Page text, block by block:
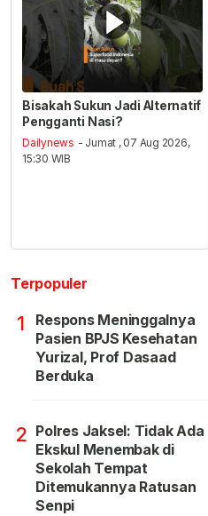
Bisakah Sukun Jadi Alternatif
Pengganti Nasi?
Dailynews - Jumat , 07 Aug 2026,
15:30 WIB
Terpopuler
1
Respons Meninggalnya
Pasien BPJS Kesehatan
Yurizal, Prof Dasaad
Berduka
2 Polres Jaksel: Tidak Ada
Ekskul Menembak di
Sekolah Tempat
Ditemukannya Ratusan
Senpi